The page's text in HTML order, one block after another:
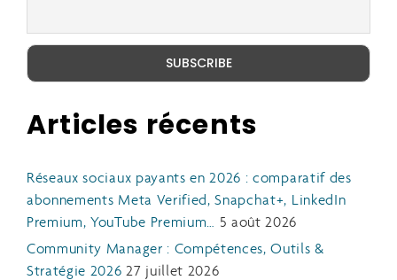
Articles récents
Réseaux sociaux payants en 2026 : comparatif des
abonnements Meta Verified, Snapchat+, LinkedIn
Premium, YouTube Premium… 5 août 2026
Community Manager : Compétences, Outils &
Stratégie 2026 27 juillet 2026